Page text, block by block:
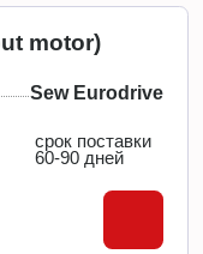
motor)
Sew Eurodrive
срок поставки
60-90 дней